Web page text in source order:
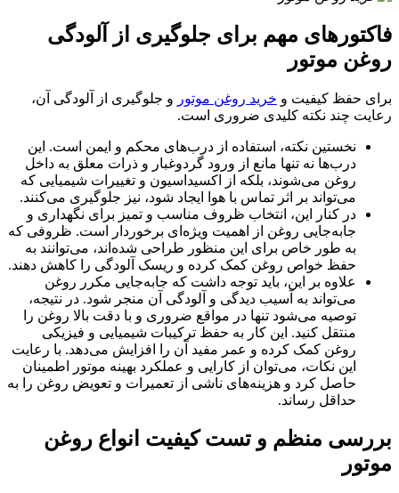
فاکتورهای مهم برای جلوگیری از آلودگی
روغن موتور
برای حفظ کیفیت و خرید روغن موتور و جلوگیری از آلودگی آن،
رعایت چند نکته کلیدی ضروری است.
نخستین نکته، استفاده از درب‌های محکم و ایمن است. این
درب‌ها نه تنها مانع از ورود گردوغبار و ذرات معلق به داخل
روغن می‌شوند، بلکه از اکسیداسیون و تغییرات شیمیایی که
می‌تواند بر اثر تماس با هوا ایجاد شود، نیز جلوگیری می‌کنند.
در کنار این، انتخاب ظروف مناسب و تمیز برای نگهداری و
جابه‌جایی روغن از اهمیت ویژه‌ای برخوردار است. ظروفی که
به طور خاص برای این منظور طراحی شده‌اند، می‌توانند به
حفظ خواص روغن کمک کرده و ریسک آلودگی را کاهش دهند.
علاوه بر این، باید توجه داشت که جابه‌جایی مکرر روغن
می‌تواند به آسیب دیدگی و آلودگی آن منجر شود. در نتیجه،
توصیه می‌شود تنها در مواقع ضروری و با دقت بالا روغن را
منتقل کنید. این کار به حفظ ترکیبات شیمیایی و فیزیکی
روغن کمک کرده و عمر مفید آن را افزایش می‌دهد. با رعایت
این نکات، می‌توان از کارایی و عملکرد بهینه موتور اطمینان
حاصل کرد و هزینه‌های ناشی از تعمیرات و تعویض روغن را به
حداقل رساند.
بررسی منظم و تست کیفیت انواع روغن
موتور